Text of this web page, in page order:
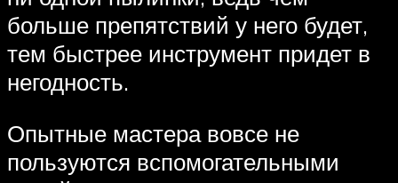
больше препятствий у него будет,
тем быстрее инструмент придет в
негодность.
Опытные мастера вовсе не
пользуются вспомогательными